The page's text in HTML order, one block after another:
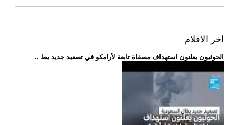
اخر الافلام
.. الحوثيون يعلنون استهداف مصفاة تابعة لأرامكو في تصعيد جديد يط